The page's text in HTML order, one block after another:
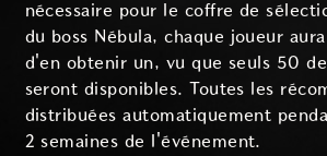
nécessaire pour le coffre de
du boss Nébula, chaque joueur
d'en obtenir un, vu que seuls 50
seront disponibles. Toutes les
distribuées automatiquement
2 semaines de l'événement.